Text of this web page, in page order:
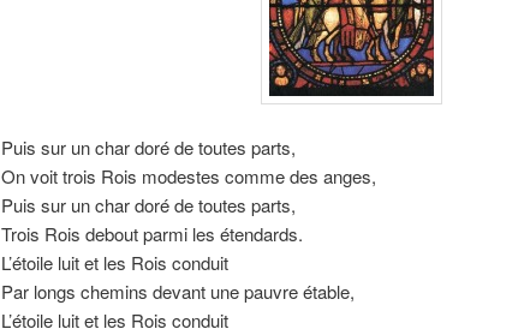
Puis sur un char doré de toutes parts,
On voit trois Rois modestes comme des anges,
Puis sur un char doré de toutes parts,
Trois Rois debout parmi les étendards.
L’étoile luit et les Rois conduit
Par longs chemins devant une pauvre étable,
L’étoile luit et les Rois conduit